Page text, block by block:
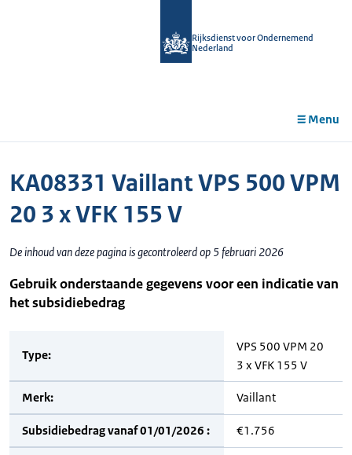
Rijksdienst voor Ondernemend
Nederland
Menu
KA08331 Vaillant VPS 500 VPM
20 3 x VFK 155 V
De inhoud van deze pagina is gecontroleerd op 5 februari 2026
Gebruik onderstaande gegevens voor een indicatie van
het subsidiebedrag
Type:
VPS 500 VPM 20
3 x VFK 155 V
Merk: Vaillant
Subsidiebedrag vanaf 01/01/2026 : €1.756